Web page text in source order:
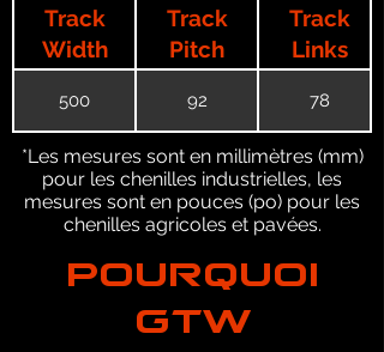
Track
Width
Track
Pitch
Track
Links
500 92 78
*Les mesures sont en millimètres (mm)
pour les chenilles industrielles, les
mesures sont en pouces (po) pour les
chenilles agricoles et pavées.
POURQUOI
GTW